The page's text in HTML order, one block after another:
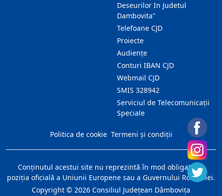
Deseurilor In Judetul
Dambovita"
Telefoane CJD
Proiecte
Audienţe
Conturi IBAN CJD
Webmail CJD
SMIS 328942
Serviciul de Telecomunicații
Speciale
Politica de cookie Termeni și condiții
Conţinutul acestui site nu reprezintă în mod obligatoriu
poziţia oficială a Uniunii Europene sau a Guvernului României.
Copyright © 2026 Consiliul Judeţean Dâmboviţa